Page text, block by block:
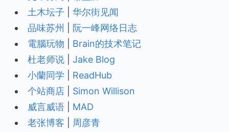
土木坛子
华尔街见闻
品味苏州
阮一峰网络日志
電腦玩物
Brain的技术笔记
杜老师说
Jake Blog
小蘭同学
ReadHub
个站商店
Simon Willison
威言威语
MAD
老张博客
周彦青